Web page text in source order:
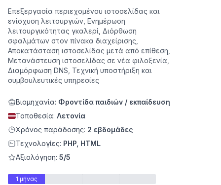
Επεξεργασία περιεχομένου ιστοσελίδας και
ενίσχυση λειτουργιών, Ενημέρωση
λειτουργικότητας γκαλερί, Διόρθωση
σφαλμάτων στον πίνακα διαχείρισης,
Αποκατάσταση ιστοσελίδας μετά από επίθεση,
Μετανάστευση ιστοσελίδας σε νέα φιλοξενία,
Διαμόρφωση DNS, Τεχνική υποστήριξη και
συμβουλευτικές υπηρεσίες
Βιομηχανία: Φροντίδα παιδιών / εκπαίδευση
Τοποθεσία: Λετονία
Χρόνος παράδοσης: 2 εβδομάδες
Τεχνολογίες: PHP, HTML
Αξιολόγηση: 5/5
1 μήνας